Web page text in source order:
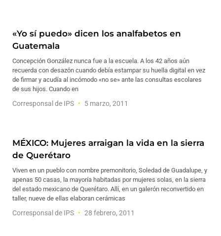
«Yo sí puedo» dicen los analfabetos en
Guatemala
Concepción González nunca fue a la escuela. A los 42 años aún
recuerda con desazón cuando debía estampar su huella digital en vez
de firmar y acudía al incómodo «no se» ante las consultas escolares
de sus hijos. Cuando en
Corresponsal de IPS 5 marzo, 2011
MÉXICO: Mujeres arraigan la vida en la sierra
de Querétaro
Viven en un pueblo con nombre premonitorio, Soledad de Guadalupe, y
apenas 50 casas, la mayoría habitadas por mujeres solas, en la sierra
del estado mexicano de Querétaro. Allí, en un galerón reconvertido en
taller, nueve de ellas elaboran cerámicas
Corresponsal de IPS 28 febrero, 2011